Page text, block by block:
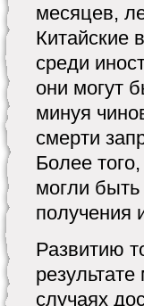
месяцев,
Китайские
среди
они могут
минуя
смерти
Более
могли быть
получения
Развитию
случаях